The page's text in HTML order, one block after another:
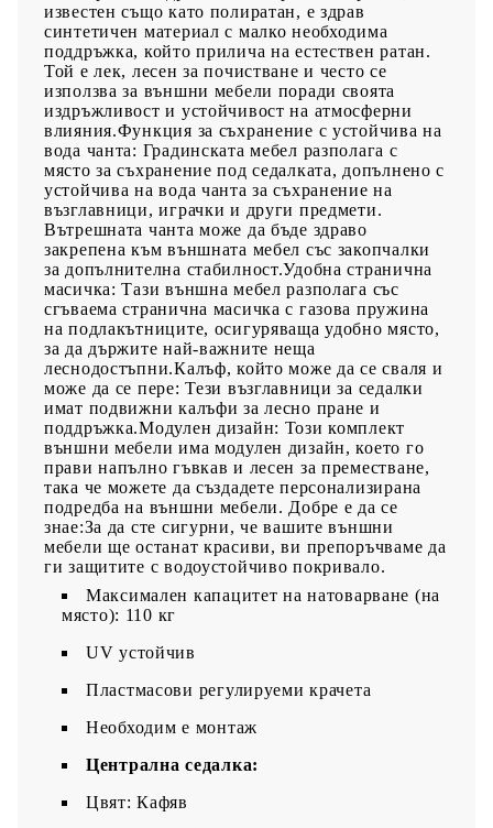
известен също като полиратан, е здрав
синтетичен материал с малко необходима
поддръжка, който прилича на естествен ратан.
Той е лек, лесен за почистване и често се
използва за външни мебели поради своята
издръжливост и устойчивост на атмосферни
влияния.Функция за съхранение с устойчива на
вода чанта: Градинската мебел разполага с
място за съхранение под седалката, допълнено с
устойчива на вода чанта за съхранение на
възглавници, играчки и други предмети.
Вътрешната чанта може да бъде здраво
закрепена към външната мебел със закопчалки
за допълнителна стабилност.Удобна странична
масичка: Тази външна мебел разполага със
сгъваема странична масичка с газова пружина
на подлакътниците, осигуряваща удобно място,
за да държите най-важните неща
леснодостъпни.Калъф, който може да се сваля и
може да се пере: Тези възглавници за седалки
имат подвижни калъфи за лесно пране и
поддръжка.Модулен дизайн: Този комплект
външни мебели има модулен дизайн, което го
прави напълно гъвкав и лесен за преместване,
така че можете да създадете персонализирана
подредба на външни мебели. Добре е да се
знае:За да сте сигурни, че вашите външни
мебели ще останат красиви, ви препоръчваме да
ги защитите с водоустойчиво покривало.
Максимален капацитет на натоварване (на
място): 110 кг
UV устойчив
Пластмасови регулируеми крачета
Необходим е монтаж
Централна седалка:
Цвят: Кафяв